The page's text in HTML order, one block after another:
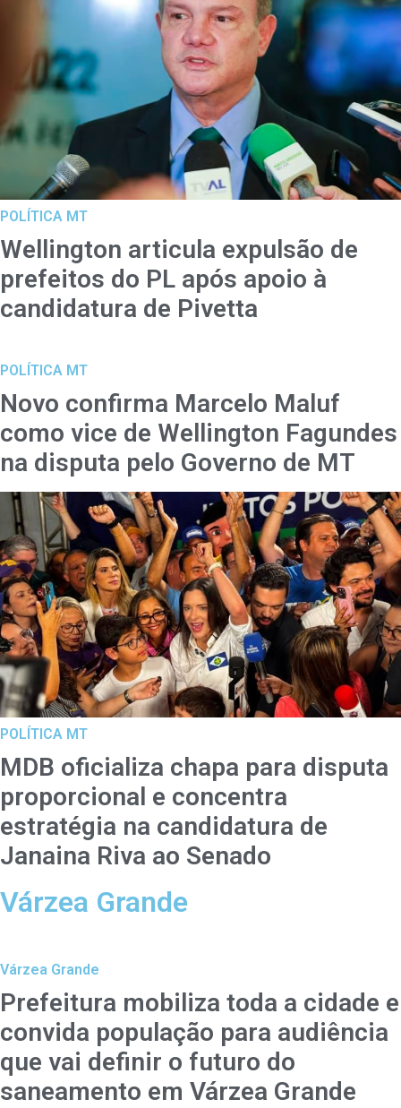
POLÍTICA MT
Wellington articula expulsão de
prefeitos do PL após apoio à
candidatura de Pivetta
POLÍTICA MT
Novo confirma Marcelo Maluf
como vice de Wellington Fagundes
na disputa pelo Governo de MT
POLÍTICA MT
MDB oficializa chapa para disputa
proporcional e concentra
estratégia na candidatura de
Janaina Riva ao Senado
Várzea Grande
Várzea Grande
Prefeitura mobiliza toda a cidade e
convida população para audiência
que vai definir o futuro do
saneamento em Várzea Grande